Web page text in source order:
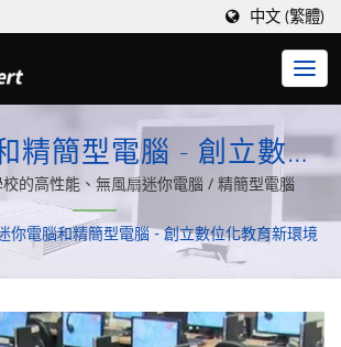
中文 (繁體)
精簡型電腦 - 創立數位
化教育新環境
的高性能、無風扇迷你電腦 / 精簡型電腦
你電腦和精簡型電腦 - 創立數位化教育新環境